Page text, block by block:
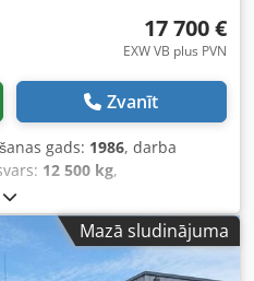
17 700 €
EXW VB plus PVN
Zvanīt
gads: 1986, darba
12 500 kg,
Zīmols: Case IH Modelis:
3 300 h Griezuma platums:
salmu izkliedētājs
Mazā sludinājuma